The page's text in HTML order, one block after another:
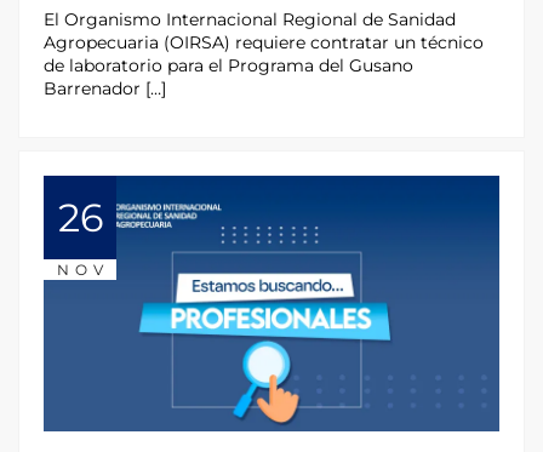
El Organismo Internacional Regional de Sanidad
Agropecuaria (OIRSA) requiere contratar un técnico
de laboratorio para el Programa del Gusano
Barrenador […]
26
NOV